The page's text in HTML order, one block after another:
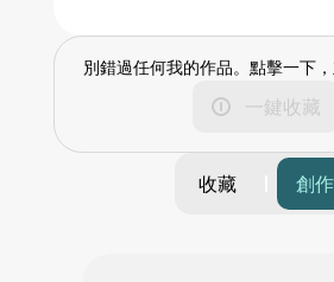
別錯過任何我的作品。點擊一下，
一鍵收藏
收藏 創作